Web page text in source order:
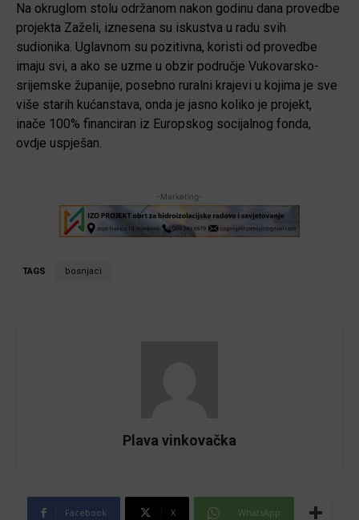
Na okruglom stolu održanom nakon godinu dana provedbe
projekta Zaželi, iznesena su iskustva u radu svih
sudionika. Uglavnom su pozitivna, koristi od provedbe
imaju svi, a ako se uzme u obzir područje Vukovarsko-
srijemske županije, posebno ruralni krajevi u kojima je sve
više starih kućanstava, onda je jasno koliko je projekt,
inače 100% financiran iz Europskog socijalnog fonda,
ovdje uspješan.
-Marketing-
TAGS bosnjaci
Plava vinkovačka
Facebook X WhatsApp